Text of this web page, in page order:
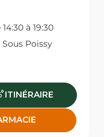
à 19:30
Sous Poissy
ITINÉRAIRE